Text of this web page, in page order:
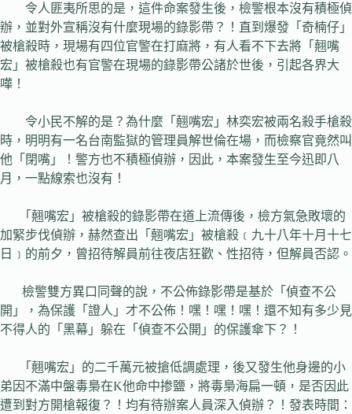
令人匪夷所思的是，這件命案發生後，檢警根本沒有積極偵
辦，並對外宣稱沒有什麼現場的錄影帶？！直到爆發「奇楠仔」
被槍殺時，現場有四位官警在打麻將，有人看不下去將「翹嘴
宏」被槍殺也有官警在現場的錄影帶公諸於世後，引起各界大
嘩！
令小民不解的是？為什麼「翹嘴宏」林奕宏被兩名殺手槍殺
時，明明有一名台南監獄的管理員解世倫在場，而檢察官竟然叫
他「閉嘴」！警方也不積極偵辦，因此，本案發生至今迅即八
月，一點線索也沒有！
「翹嘴宏」被槍殺的錄影帶在道上流傳後，檢方氣急敗壞的
加緊步伐偵辦，赫然查出「翹嘴宏」被槍殺﹝九十八年十月十七
日﹞的前夕，曾招待解員前往夜店狂歡、性招待，但解員否認。
檢警雙方異口同聲的說，不公佈錄影帶是基於「偵查不公
開」，為保護「證人」才不公佈！嘿！嘿！嘿！還不知有多少見
不得人的「黑幕」躲在「偵查不公開」的保護傘下？！
「翹嘴宏」的二千萬元被搶低調處理，後又發生他身邊的小
弟因不滿中盤毒梟在K他命中掺鹽，將毒梟海扁一頓，是否因此
遭到對方開槍報復？！均有待辦案人員深入偵辦？！發表時間：